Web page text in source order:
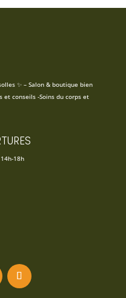
✨ – Salon & boutique bien
et conseils -Soins du corps et
18h